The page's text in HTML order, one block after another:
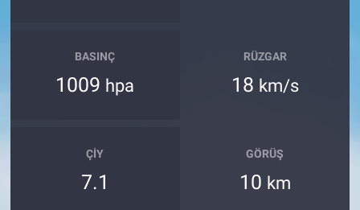
BASINÇ
1009 hpa
RÜZGAR
18 km/s
ÇIY
7.1
GÖRÜŞ
10 km